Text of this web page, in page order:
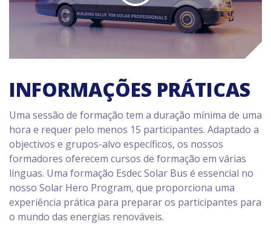
INFORMAÇÕES PRÁTICAS
Uma sessão de formação tem a duração mínima de uma
hora e requer pelo menos 15 participantes. Adaptado a
objectivos e grupos-alvo específicos, os nossos
formadores oferecem cursos de formação em várias
línguas. Uma formação Esdec Solar Bus é essencial no
nosso Solar Hero Program, que proporciona uma
experiência prática para preparar os participantes para
o mundo das energias renováveis.